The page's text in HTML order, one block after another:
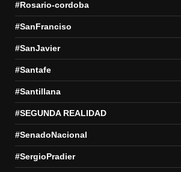
#Rosario-cordoba
#SanFranciso
#SanJavier
#Santafe
#Santillana
#SEGUNDA REALIDAD
#SenadoNacional
#SergioPradier